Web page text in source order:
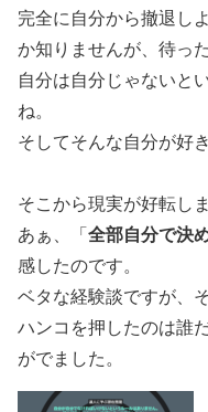
完全に自分から撤退し
か知りませんが、待っ
自分は自分じゃないと
ね。
そしてそんな自分が好
そこから現実が好転しま
あぁ、「全部自分で決
感したのです。
ベタな経験談ですが、
ハンコを押したのは誰
がでました。